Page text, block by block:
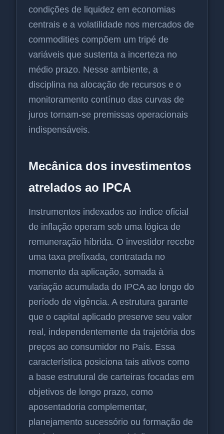
condições de liquidez em economias
centrais e a volatilidade nos mercados de
commodities compõem um tripé de
variáveis que sustenta a incerteza no
médio prazo. Nesse ambiente, a
disciplina na alocação de recursos e o
monitoramento contínuo das curvas de
juros tornam-se premissas operacionais
indispensáveis.
Mecânica dos investimentos
atrelados ao IPCA
Instrumentos indexados ao índice oficial
de inflação operam sob uma lógica de
remuneração híbrida. O investidor recebe
uma taxa prefixada, contratada no
momento da aplicação, somada à
variação acumulada do IPCA ao longo do
período de vigência. A estrutura garante
que o capital aplicado preserve seu valor
real, independentemente da trajetória dos
preços ao consumidor no País. Essa
característica posiciona tais ativos como
a base estrutural de carteiras focadas em
objetivos de longo prazo, como
aposentadoria complementar,
planejamento sucessório ou formação de